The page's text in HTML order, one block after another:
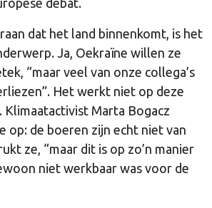
dat het land binnenkomt, is het
Ja, Oekraïne willen ze
“maar veel van onze collega’s
Het werkt niet op deze
Klimaatactivist Marta Bogacz
op: de boeren zijn echt niet van
ze, “maar dit is op zo’n manier
niet werkbaar was voor de